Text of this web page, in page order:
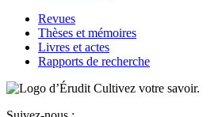
Revues
Thèses et mémoires
Livres et actes
Rapports de recherche
Cultivez votre savoir.